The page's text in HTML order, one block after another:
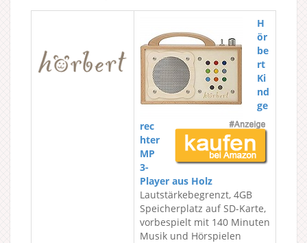
H
ör
be
rt
Ki
nd
ge
rec
hter
MP
3-
Player aus Holz
Lautstärkebegrenzt, 4GB
Speicherplatz auf SD-Karte,
vorbespielt mit 140 Minuten
Musik und Hörspielen